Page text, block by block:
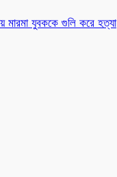
মারমা যুবককে গুলি করে হত্যা